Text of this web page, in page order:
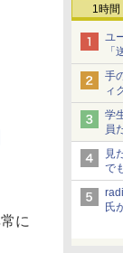
1時間
ユ
【
手
ィ
学
員
見
で
ア
氏
に